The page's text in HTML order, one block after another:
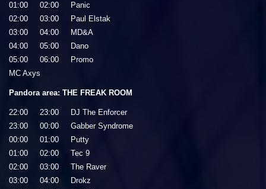
01:00 02:00 Panic
02:00 03:00 Paul Elstak
03:00 04:00 MD&A
04:00 05:00 Dano
05:00 06:00 Promo
MC Axys
Pandora area: THE FREAK ROOM
22:00 23:00 DJ The Enforcer
23:00 00:00 Gabber Syndrome
00:00 01:00 Putty
01:00 02:00 Tec 9
02:00 03:00 The Raver
03:00 04:00 Drokz